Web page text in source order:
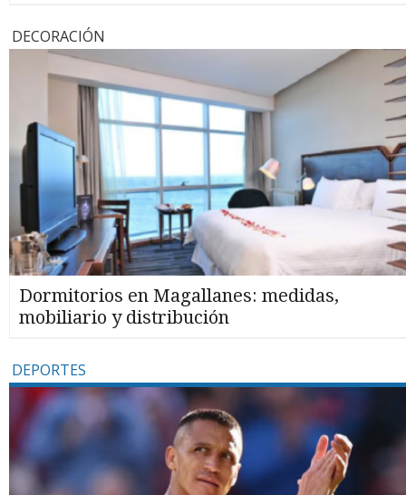
DECORACIÓN
Dormitorios en Magallanes: medidas,
mobiliario y distribución
DEPORTES